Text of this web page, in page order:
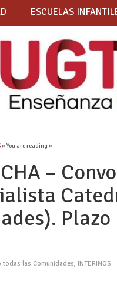
ESCUELAS
» You are reading »
–
todas las Comunidades, INTERINOS